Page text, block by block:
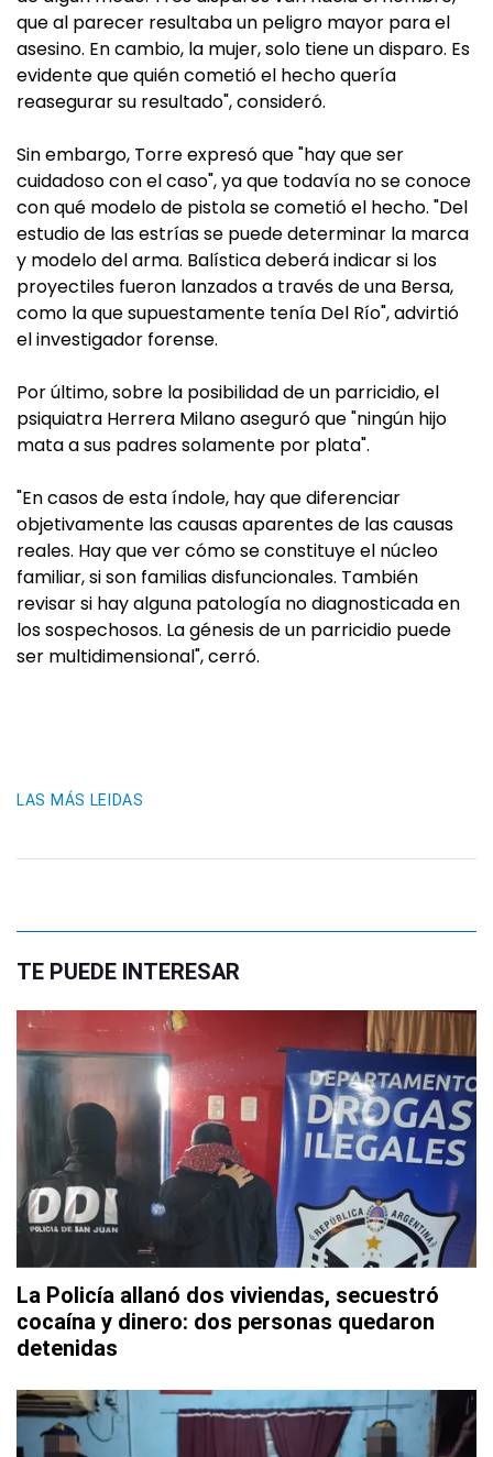
que al parecer resultaba un peligro mayor para el
asesino. En cambio, la mujer, solo tiene un disparo. Es
evidente que quién cometió el hecho quería
reasegurar su resultado", consideró.
Sin embargo, Torre expresó que "hay que ser
cuidadoso con el caso", ya que todavía no se conoce
con qué modelo de pistola se cometió el hecho. "Del
estudio de las estrías se puede determinar la marca
y modelo del arma. Balística deberá indicar si los
proyectiles fueron lanzados a través de una Bersa,
como la que supuestamente tenía Del Río", advirtió
el investigador forense.
Por último, sobre la posibilidad de un parricidio, el
psiquiatra Herrera Milano aseguró que "ningún hijo
mata a sus padres solamente por plata".
"En casos de esta índole, hay que diferenciar
objetivamente las causas aparentes de las causas
reales. Hay que ver cómo se constituye el núcleo
familiar, si son familias disfuncionales. También
revisar si hay alguna patología no diagnosticada en
los sospechosos. La génesis de un parricidio puede
ser multidimensional", cerró.
LAS MÁS LEIDAS
TE PUEDE INTERESAR
La Policía allanó dos viviendas, secuestró
cocaína y dinero: dos personas quedaron
detenidas